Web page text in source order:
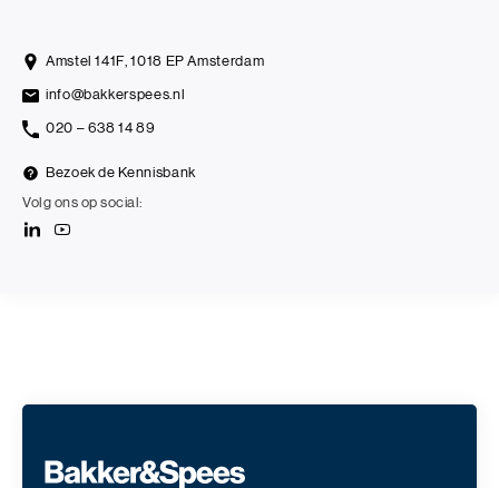
Amstel 141F, 1018 EP Amsterdam
info@bakkerspees.nl
020 – 638 14 89
Bezoek de Kennisbank
Volg ons op social: